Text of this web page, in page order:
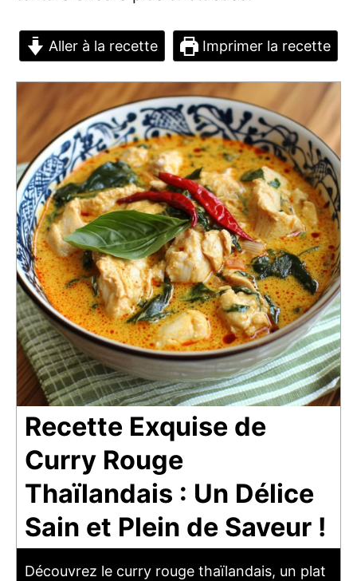
Aller à la recette Imprimer la recette
Recette Exquise de
Curry Rouge
Thaïlandais : Un Délice
Sain et Plein de Saveur !
Découvrez le curry rouge thaïlandais, un plat